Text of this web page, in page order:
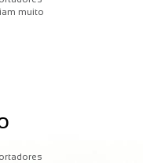
muito